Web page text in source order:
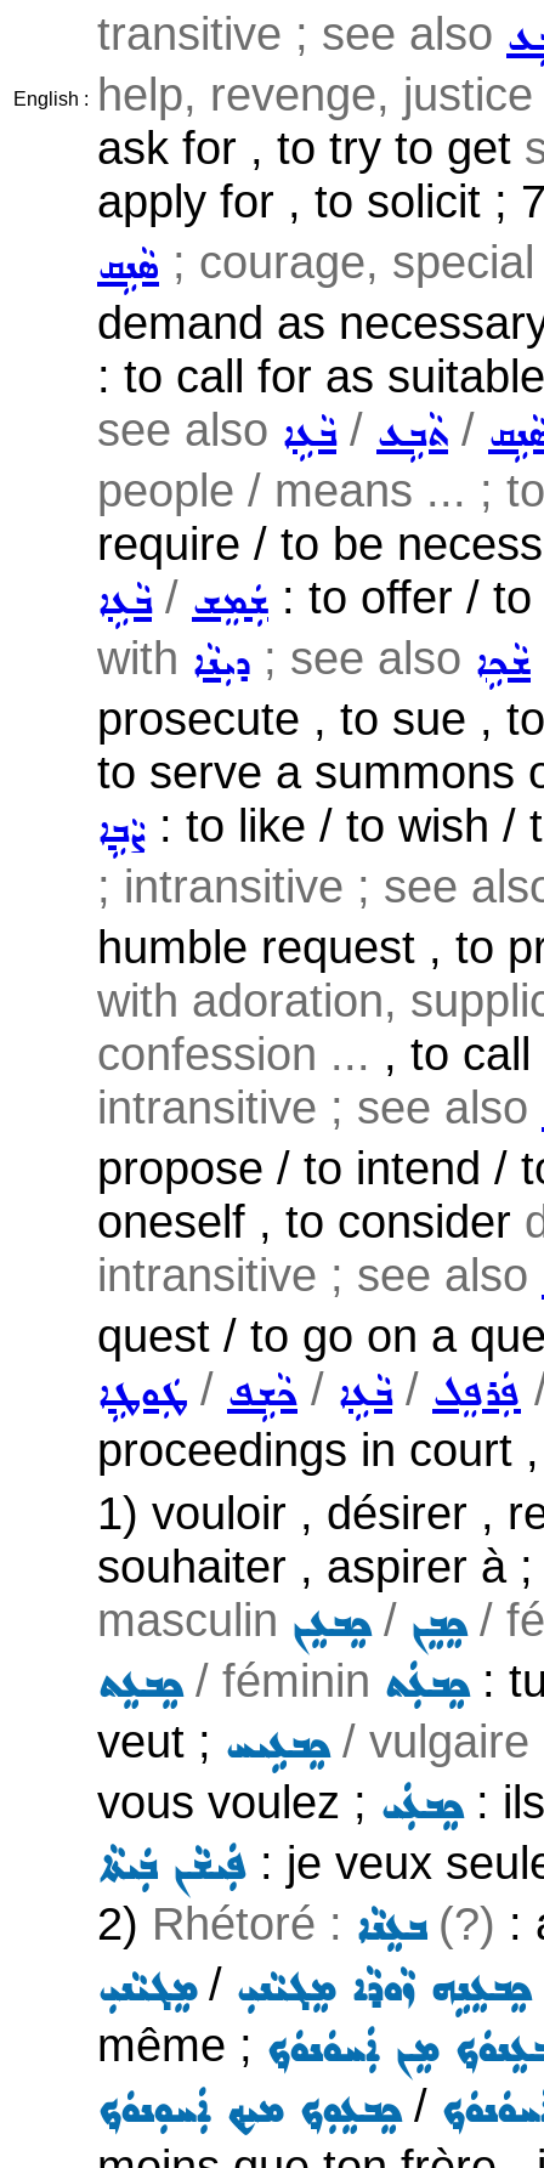
English :
transitive ; see also
help, revenge,
ask for , to try to get
apply for , to solicit ;
ܣܵܢܹܩ ; courage,
demand as
: to call for as
see also ܒܵܥܹܐ/ ܬܵܒܹܥ /
people / means ... ;
require / to be
ܒܵܥܹܐ/ ܫܲܡܸܫ : to offer /
with ܕܝܼܢܵܐ ; see also ܫܵܟܹܐ
prosecute , to sue ,
to serve a summons
ܨܵܒܹܐ : to like / to wish /
; intransitive ; see
humble request , to
with adoration,
confession ... , to
intransitive ; see also
propose / to intend /
oneself , to consider
intransitive ; see also
quest / to go on a
ܛܲܘܛܹܐ / ܟܵܫܹܦ / ܒܵܥܹܐ/ ܦܲܪܦܸܠ
proceedings in court
1) vouloir , désirer ,
souhaiter , aspirer à
masculin ܟܸܒܥܸܢ/ ܟܸܒܸܢ/
ܟܸܒܥܸܬ/ féminin ܟܸܒܥܲܬ:
veut ; ܟܸܒܥܹܝܚ/ vulgaire
vous voulez ; ܟܸܒܥܲܝ:
ܦܲܝܫܵܢ ܒܲܝܬܵܐ : je veux
2) Rhétoré : ܒܥܸܢܵܐ(?) :
ܡܸܓܝܵܢܝܼ/ ܟܸܒܥܸܢܹܗ ܙܵܘܕܵܐ ܡܸܓܝܵܢܝܼ
même ; ܡܸܢ ܐܲܚܘܿܢܘܿܟ݂
ܟܸܒܥܸܘܼܟ݂ ܡܝܟ݂ ܐܲܚܘܼܢܘܿܟ݂/